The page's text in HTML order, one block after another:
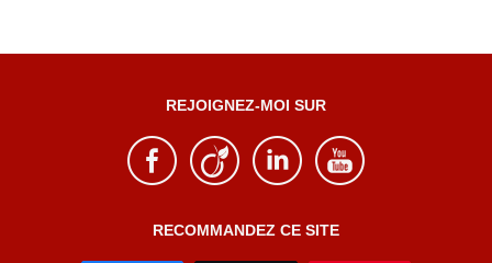
REJOIGNEZ-MOI SUR
RECOMMANDEZ CE SITE